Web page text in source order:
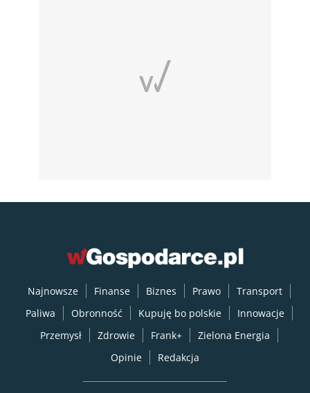
Najnowsze Finanse Biznes Prawo
Transport
Paliwa
Obronność Kupuję bo polskie
Innowacje
Przemysł
Zdrowie Frank+
Zielona Energia
Opinie
Redakcja